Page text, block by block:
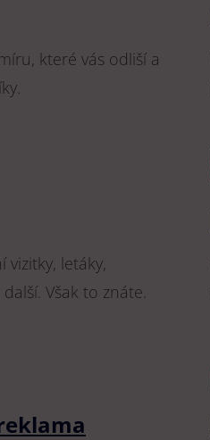
které vás odliší a
vizitky, letáky,
Však to znáte.